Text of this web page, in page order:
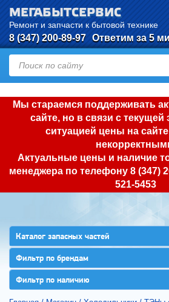
Мы стараемся поддерживать
сайте, но в связи с текущей
ситуацией цены на
Актуальные цены и наличие
менеджера по телефону 8 (347)
521-5453
МЕГАБЫТСЕРВИС
Ремонт и запчасти к бытовой технике
8 (347) 200-89-97 Ответим за 5
Каталог запасных частей
Фильтр по брендам
Фильтр по наличию